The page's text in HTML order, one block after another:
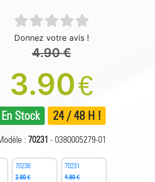
Donnez votre avis !
4.90 €
3.90€
En Stock 24 / 48 H !
: 70231 - 0380005279-01
70236
2.90 €
70231
4.90 €